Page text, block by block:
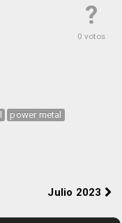
?
0 votos
power metal
Julio 2023